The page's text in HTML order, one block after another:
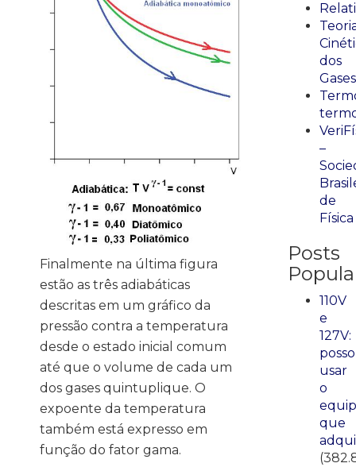
Finalmente na última figura
estão as três adiabáticas
descritas em um gráfico da
pressão contra a temperatura
desde o estado inicial comum
até que o volume de cada um
dos gases quintuplique. O
expoente da temperatura
também está expresso em
função do fator gama.
dos
Gases
–
de
Física
Posts
110V
e
127V:
posso
usar
o
que